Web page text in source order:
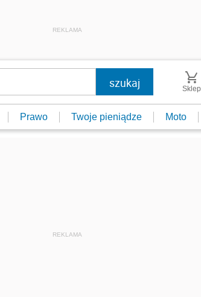
REKLAMA
Sklep
Prawo Twoje pieniądze Moto